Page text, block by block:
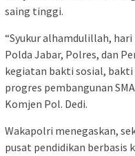
saing tinggi.
“Syukur alhamdulillah,
Polda Jabar, Polres, dan
kegiatan bakti sosial,
progres pembangunan
Komjen Pol. Dedi.
Wakapolri menegaskan,
pusat pendidikan berbasis